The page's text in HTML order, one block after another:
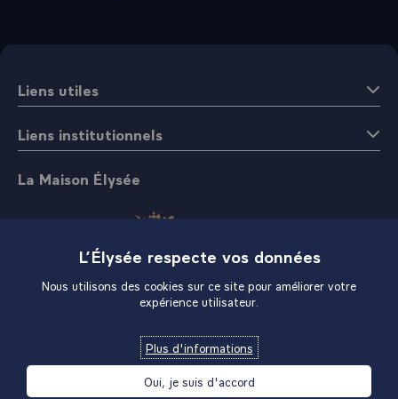
Liens utiles
Liens institutionnels
La Maison Élysée
L’Élysée respecte vos données
Nous utilisons des cookies sur ce site pour améliorer votre
expérience utilisateur.
Plus d'informations
Oui, je suis d'accord